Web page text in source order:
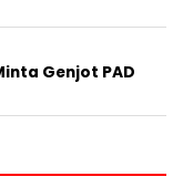
Genjot PAD